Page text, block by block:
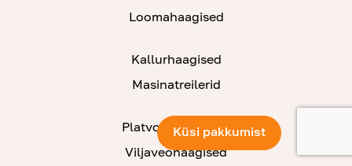
Loomahaagised
Kallurhaagised
Masinatreilerid
Platvormhaagised
Viljaveohaagised
Küsi pakkumist